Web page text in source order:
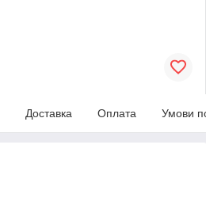
Доставка Оплата Умови